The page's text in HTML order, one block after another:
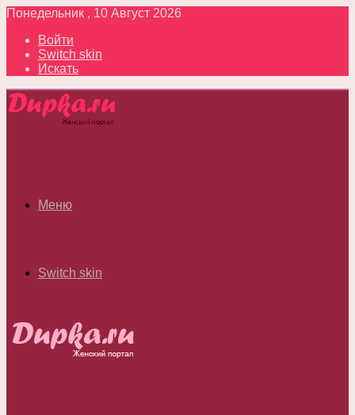
Понедельник , 10 Август 2026
Войти
Switch skin
Искать
Меню
Switch skin